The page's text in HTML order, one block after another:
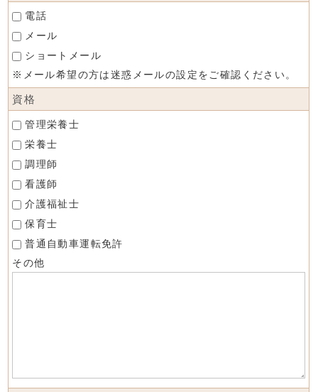
電話
メール
ショートメール
※メール希望の方は迷惑メールの設定をご確認ください。
資格
管理栄養士
栄養士
調理師
看護師
介護福祉士
保育士
普通自動車運転免許
その他